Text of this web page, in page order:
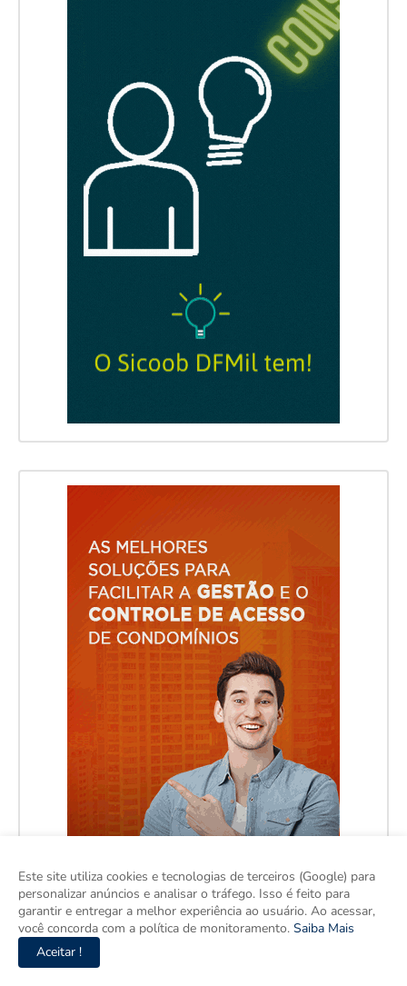
Este site utiliza cookies e tecnologias de terceiros (Google) para
personalizar anúncios e analisar o tráfego. Isso é feito para
garantir e entregar a melhor experiência ao usuário. Ao acessar,
você concorda com a política de monitoramento. Saiba Mais
Aceitar !